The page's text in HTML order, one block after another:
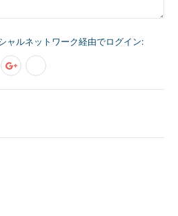
ャルネットワーク経由でログイン: